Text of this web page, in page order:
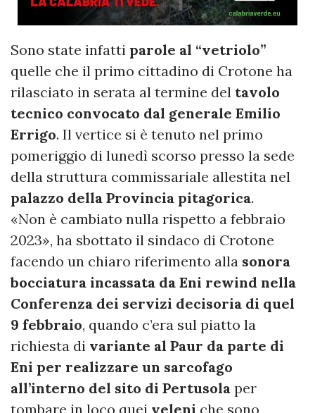
Sono state infatti parole al “vetriolo”
quelle che il primo cittadino di Crotone ha
rilasciato in serata al termine del tavolo
tecnico convocato dal generale Emilio
Errigo. Il vertice si è tenuto nel primo
pomeriggio di lunedì scorso presso la sede
della struttura commissariale allestita nel
palazzo della Provincia pitagorica.
«Non è cambiato nulla rispetto a febbraio
2023», ha sbottato il sindaco di Crotone
facendo un chiaro riferimento alla sonora
bocciatura incassata da Eni rewind nella
Conferenza dei servizi decisoria di quel
9 febbraio, quando c’era sul piatto la
richiesta di variante al Paur da parte di
Eni per realizzare un sarcofago
all’interno del sito di Pertusola per
tombare in loco quei veleni che sono